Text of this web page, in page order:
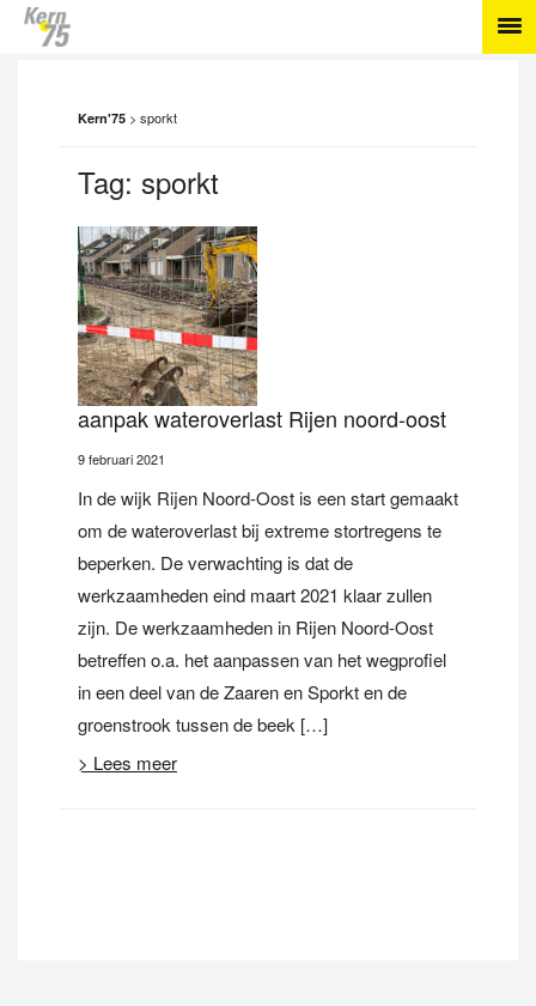
Kern'75 > sporkt
Tag: sporkt
aanpak wateroverlast Rijen noord-oost
9 februari 2021
In de wijk Rijen Noord-Oost is een start gemaakt
om de wateroverlast bij extreme stortregens te
beperken. De verwachting is dat de
werkzaamheden eind maart 2021 klaar zullen
zijn. De werkzaamheden in Rijen Noord-Oost
betreffen o.a. het aanpassen van het wegprofiel
in een deel van de Zaaren en Sporkt en de
groenstrook tussen de beek […]
> Lees meer